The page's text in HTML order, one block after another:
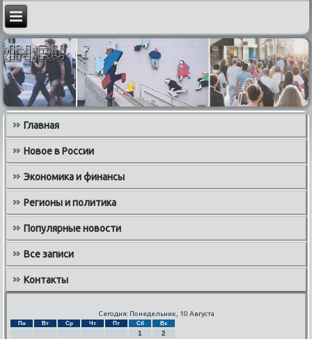
Главная
Новое в России
Экономика и финансы
Регионы и политика
Популярные новости
Все записи
Контакты
Сегодня: Понедельник, 10 Августа
Пн Вт Ср Чт Пт Сб Вс
1
2